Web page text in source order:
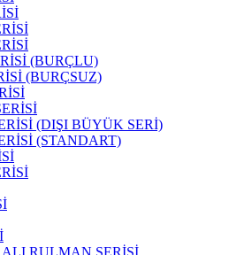
(BURÇLU)
(BURÇSUZ)
(DIŞI BÜYÜK SERİ)
(STANDART)
RULMAN SERİSİ